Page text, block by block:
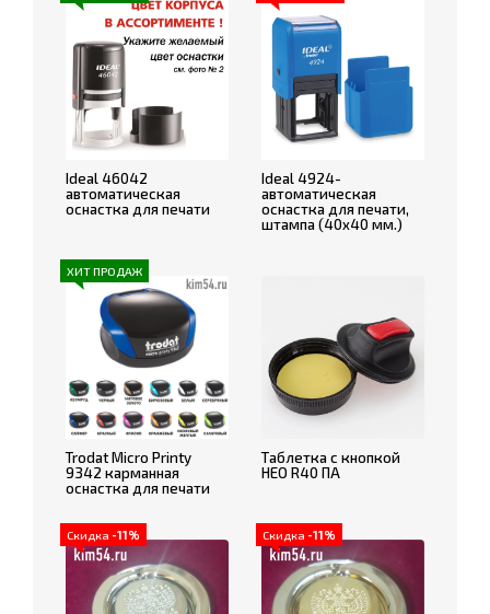
Ideal 46042
автоматическая
оснастка для печати
Ideal 4924-
автоматическая
оснастка для печати,
штампа (40x40 мм.)
ХИТ ПРОДАЖ
Trodat Micro Printy
9342 карманная
оснастка для печати
Таблетка с кнопкой
НЕО R40 ПА
Скидка -11% Скидка -11%